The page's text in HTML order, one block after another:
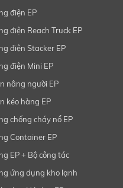
điện EP
điện Reach Truck EP
điện Stacker EP
điện Mini EP
nâng người EP
kéo hàng EP
chống cháy nổ EP
Container EP
EP + Bộ công tác
ứng dụng kho lạnh